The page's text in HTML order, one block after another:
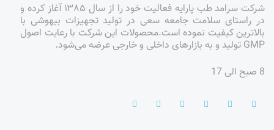
شرکت سرامد طب پارایه فعالیت خود را از سال ۱۳۸۵ آغاز کرده و
در راستای سلامت جامعه سعی در تولید تجهیزات بیهوشی با
بالاترین کیفیت نموده است.محصولات این شرکت با رعایت اصول
GMP تولید و به بازارهای داخلی و خارجی عرضه می‌شود.
8 صبح الی 17